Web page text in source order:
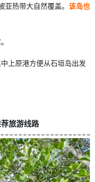
热带大自然覆盖。 该岛也
上原港方便从石垣岛出发
旅游线路